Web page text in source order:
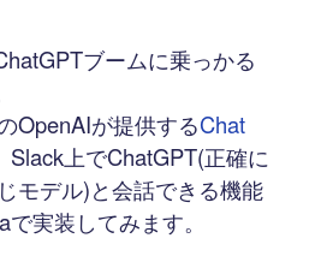
ブームに乗っかる
OpenAIが提供するChat
Slack上でChatGPT(正確に
モデル)と会話できる機能
実装してみます。